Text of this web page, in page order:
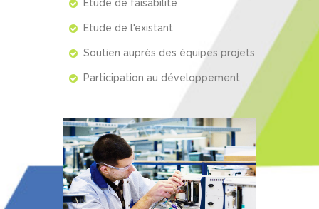
Etude de faisabilité
Etude de l'existant
Soutien auprès des équipes projets
Participation au développement